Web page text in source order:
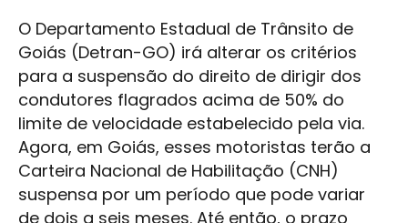
O Departamento Estadual de Trânsito de
Goiás (Detran-GO) irá alterar os critérios
para a suspensão do direito de dirigir dos
condutores flagrados acima de 50% do
limite de velocidade estabelecido pela via.
Agora, em Goiás, esses motoristas terão a
Carteira Nacional de Habilitação (CNH)
suspensa por um período que pode variar
de dois a seis meses. Até então, o prazo